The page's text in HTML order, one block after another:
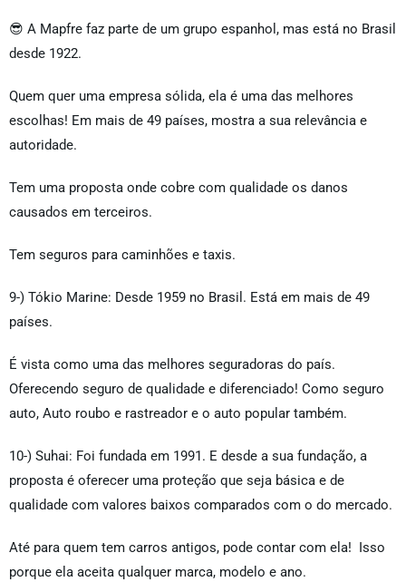
😎 A Mapfre faz parte de um grupo espanhol, mas está no Brasil
desde 1922.
Quem quer uma empresa sólida, ela é uma das melhores
escolhas! Em mais de 49 países, mostra a sua relevância e
autoridade.
Tem uma proposta onde cobre com qualidade os danos
causados em terceiros.
Tem seguros para caminhões e taxis.
9-) Tókio Marine: Desde 1959 no Brasil. Está em mais de 49
países.
É vista como uma das melhores seguradoras do país.
Oferecendo seguro de qualidade e diferenciado! Como seguro
auto, Auto roubo e rastreador e o auto popular também.
10-) Suhai: Foi fundada em 1991. E desde a sua fundação, a
proposta é oferecer uma proteção que seja básica e de
qualidade com valores baixos comparados com o do mercado.
Até para quem tem carros antigos, pode contar com ela! Isso
porque ela aceita qualquer marca, modelo e ano.